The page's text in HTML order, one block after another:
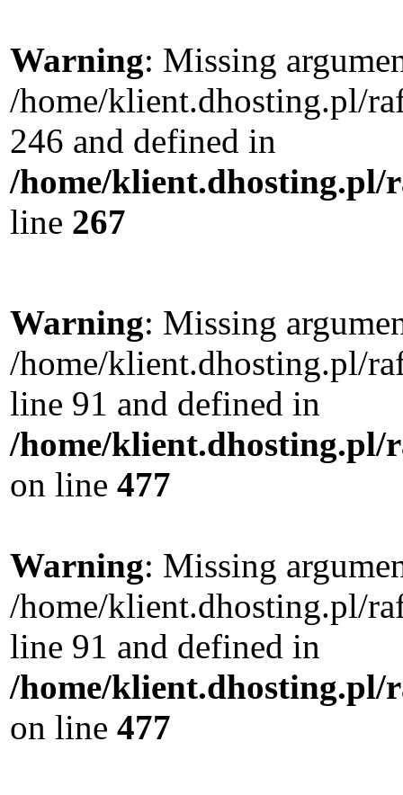
Warning: Missing
/home/klient.dhosting.pl/
246 and defined in
/home/klient.dhosting.pl/
line 267
Warning: Missing
/home/klient.dhosting.pl/
line 91 and defined in
/home/klient.dhosting.pl/
on line 477
Warning: Missing
/home/klient.dhosting.pl/
line 91 and defined in
/home/klient.dhosting.pl/
on line 477